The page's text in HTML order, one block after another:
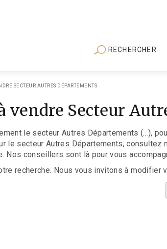
RECHERCHER
SECTEUR AUTRES DÉPARTEMENTS
vendre Secteur
le secteur Autres Départements (...),
le secteur Autres Départements,
Nos conseillers sont là pour vous
recherche. Nous vous invitons à modifier